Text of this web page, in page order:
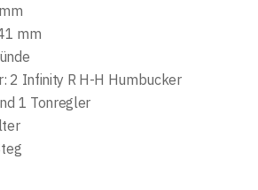
mm
2 Infinity R H-H Humbucker
1 Tonregler